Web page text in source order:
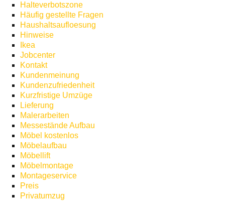
Halteverbotszone
Häufig gestellte Fragen
Haushaltsaufloesung
Hinweise
Ikea
Jobcenter
Kontakt
Kundenmeinung
Kundenzufriedenheit
Kurzfristige Umzüge
Lieferung
Malerarbeiten
Messestände Aufbau
Möbel kostenlos
Möbelaufbau
Möbellift
Möbelmontage
Montageservice
Preis
Privatumzug